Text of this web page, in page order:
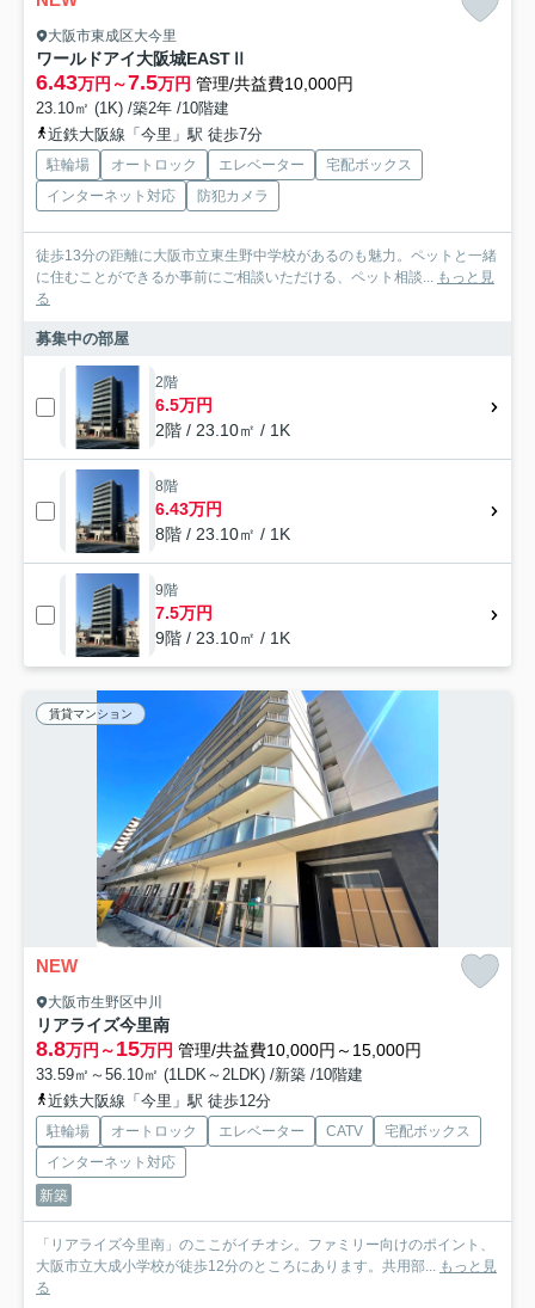
大阪市東成区大今里
ワールドアイ大阪城EASTⅡ
6.43万円～7.5万円 管理/共益費10,000円
23.10㎡ (1K) /築2年 /10階建
近鉄大阪線「今里」駅 徒歩7分
駐輪場 オートロック エレベーター
宅配ボックス
インターネット対応
防犯カメラ
徒歩13分の距離に大阪市立東生野中学校があるのも魅力。ペットと一緒
に住むことができるか事前にご相談いただける、ペット相談... もっと見
る
募集中の部屋
2階
6.5万円
2階 / 23.10㎡ / 1K
8階
6.43万円
8階 / 23.10㎡ / 1K
9階
7.5万円
9階 / 23.10㎡ / 1K
賃貸マンション
NEW
大阪市生野区中川
リアライズ今里南
8.8万円～15万円 管理/共益費10,000円～15,000円
33.59㎡～56.10㎡ (1LDK～2LDK) /新築 /10階建
近鉄大阪線「今里」駅 徒歩12分
駐輪場 オートロック エレベーター CATV
宅配ボックス
インターネット対応
新築
「リアライズ今里南」のここがイチオシ。ファミリー向けのポイント、
大阪市立大成小学校が徒歩12分のところにあります。共用部... もっと見
る